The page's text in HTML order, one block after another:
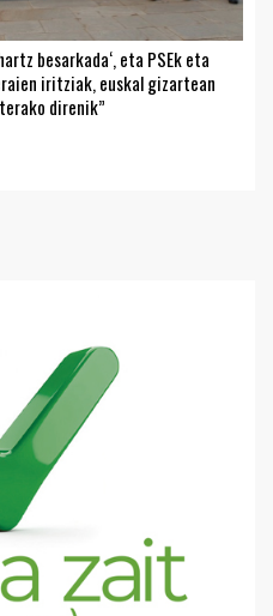
besarkada‘, eta PSEk eta
iritziak, euskal gizartean
direnik”